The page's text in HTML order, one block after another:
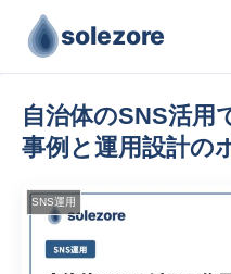
solezore
自治体のSNS活用
事例と運用設計の
SNS運用